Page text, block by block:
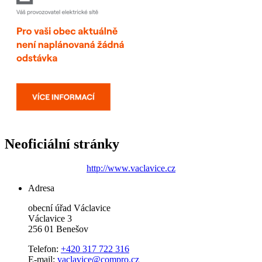
Neoficiální stránky
http://www.vaclavice.cz
Adresa
obecní úřad Václavice
Václavice 3
256 01 Benešov
Telefon: +420 317 722 316
E-mail: vaclavice@compro.cz